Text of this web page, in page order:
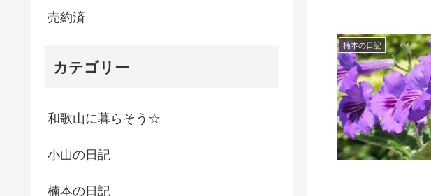
楠本の日記
売約済
カテゴリー
和歌山に暮らそう☆
小山の日記
楠本の日記